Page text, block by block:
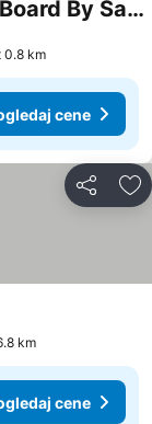
Satelit Lux Zlatibor - Spa & Half Board By Satelit Resorts
0.8 km
cene
Deli
km
cene